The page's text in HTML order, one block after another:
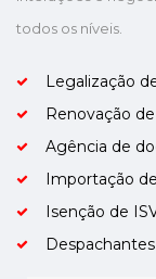
todos os níveis.
Legalização
Renovação
Agência de
Importação
Isenção de